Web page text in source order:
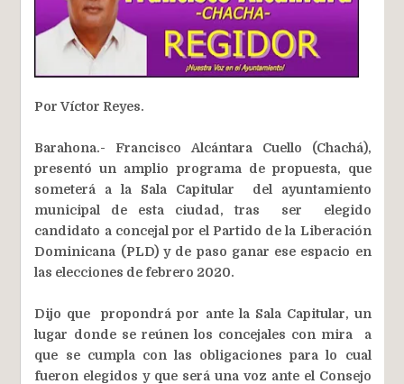
Por Víctor Reyes.
Barahona.- Francisco Alcántara Cuello (Chachá),
presentó un amplio programa de propuesta, que
someterá a la Sala Capitular del ayuntamiento
municipal de esta ciudad, tras ser elegido
candidato a concejal por el Partido de la Liberación
Dominicana (PLD) y de paso ganar ese espacio en
las elecciones de febrero 2020.
Dijo que propondrá por ante la Sala Capitular, un
lugar donde se reúnen los concejales con mira a
que se cumpla con las obligaciones para lo cual
fueron elegidos y que será una voz ante el Consejo